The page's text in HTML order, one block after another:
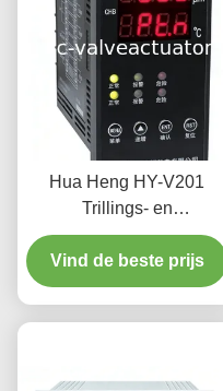
Hua Heng HY-V201
Trillings- en
Temperatuurmonitor met
0-500 µm Amplitude 4-
20mA Stroomuitgang en
Vind de beste prijs